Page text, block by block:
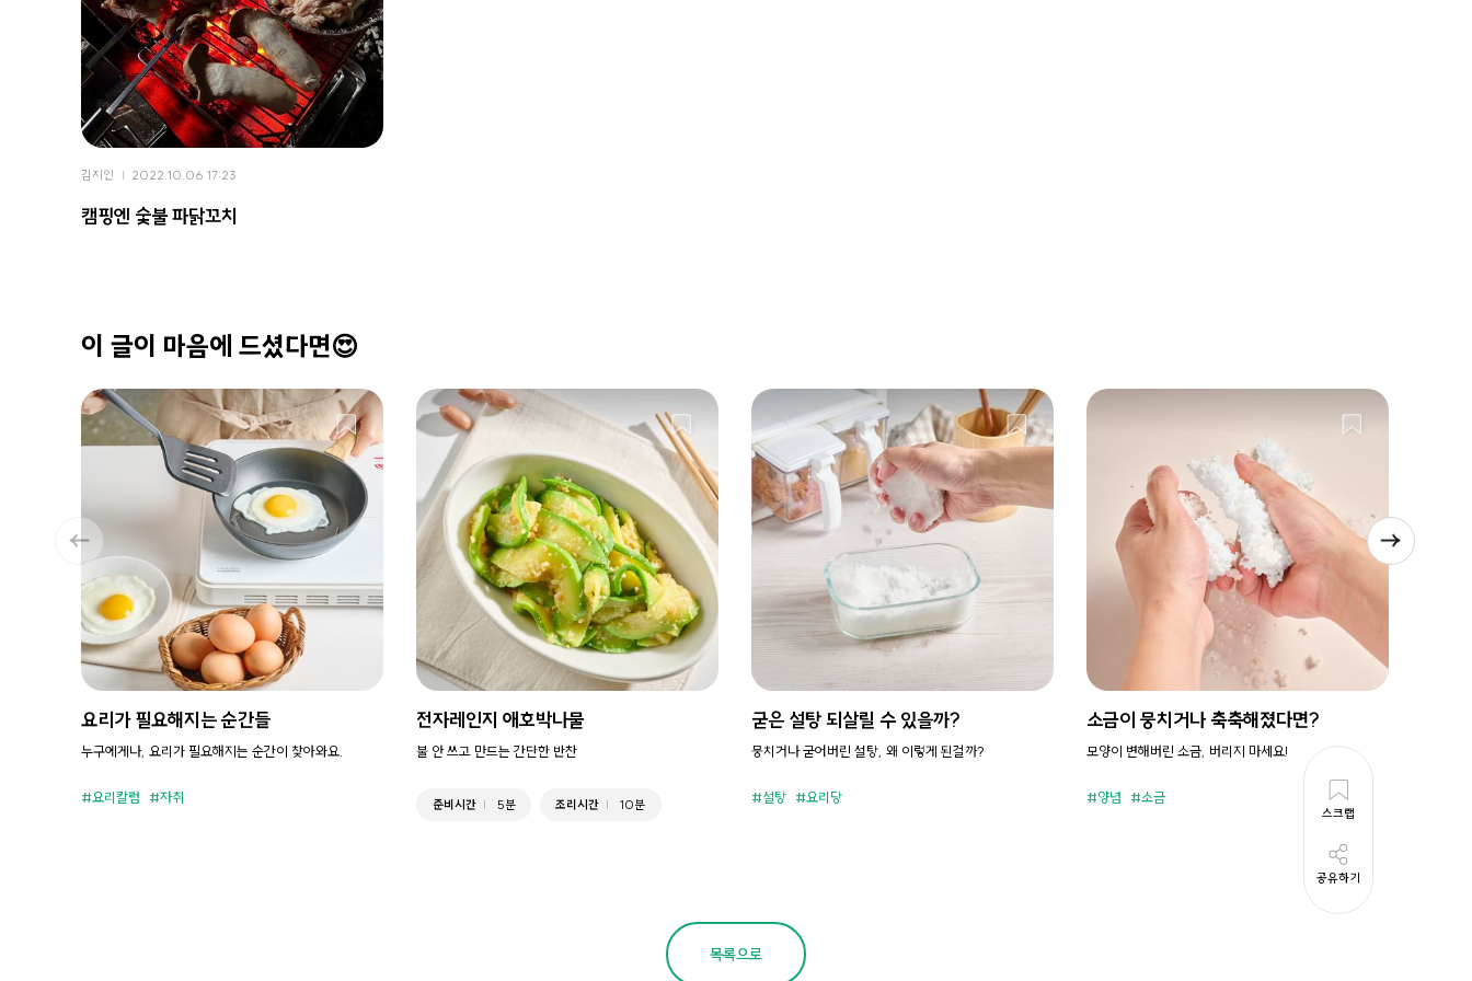
스크랩
공유하기
김지인 2022.10.06 17:23
캠핑엔 숯불 파닭꼬치
이 글이 마음에 드셨다면😍
요리가 필요해지는 순간들
누구에게나, 요리가 필요해지는 순간이 찾아와요.
요리칼럼 자취
전자레인지 애호박나물
불 안 쓰고 만드는 간단한 반찬
준비시간 5분 조리시간 10분
굳은 설탕 되살릴 수 있을까?
뭉치거나 굳어버린 설탕, 왜 이렇게 된걸까?
설탕 요리당
소금이 뭉치거나 축축해졌다면?
모양이 변해버린 소금, 버리지 마세요!
양념 소금
목록으로